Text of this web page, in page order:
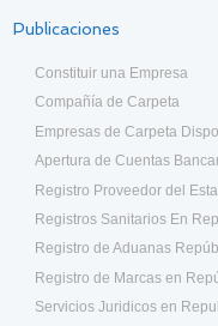
Publicaciones
Constituir una Empresa
Compañía de Carpeta
Empresas de Carpeta
Apertura de Cuentas
Registro Proveedor del
Registros Sanitarios En
Registro de Aduanas
Registro de Marcas en
Servicios Juridicos en